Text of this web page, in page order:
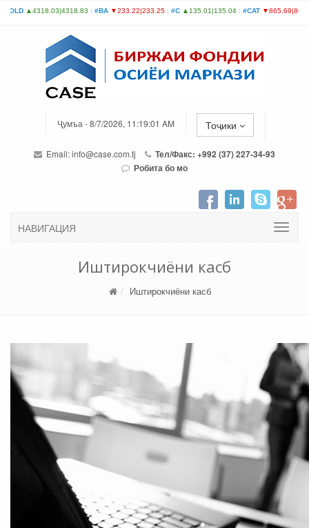
Ҷумъа - 8/7/2026, 11:19:01 AM Тоҷики
Email:info@case.com.tj
Тел/Факс: +992 (37) 227-34-93
Робита бо мо
НАВИГАЦИЯ
Иштирокчиёни касб
Иштирокчиёни касб